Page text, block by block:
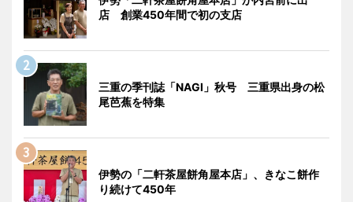
店 創業450年間で初の支店
三重の季刊誌「NAGI」秋号 三重県出身の松
尾芭蕉を特集
伊勢の「二軒茶屋餅角屋本店」、きなこ餅作
り続けて450年